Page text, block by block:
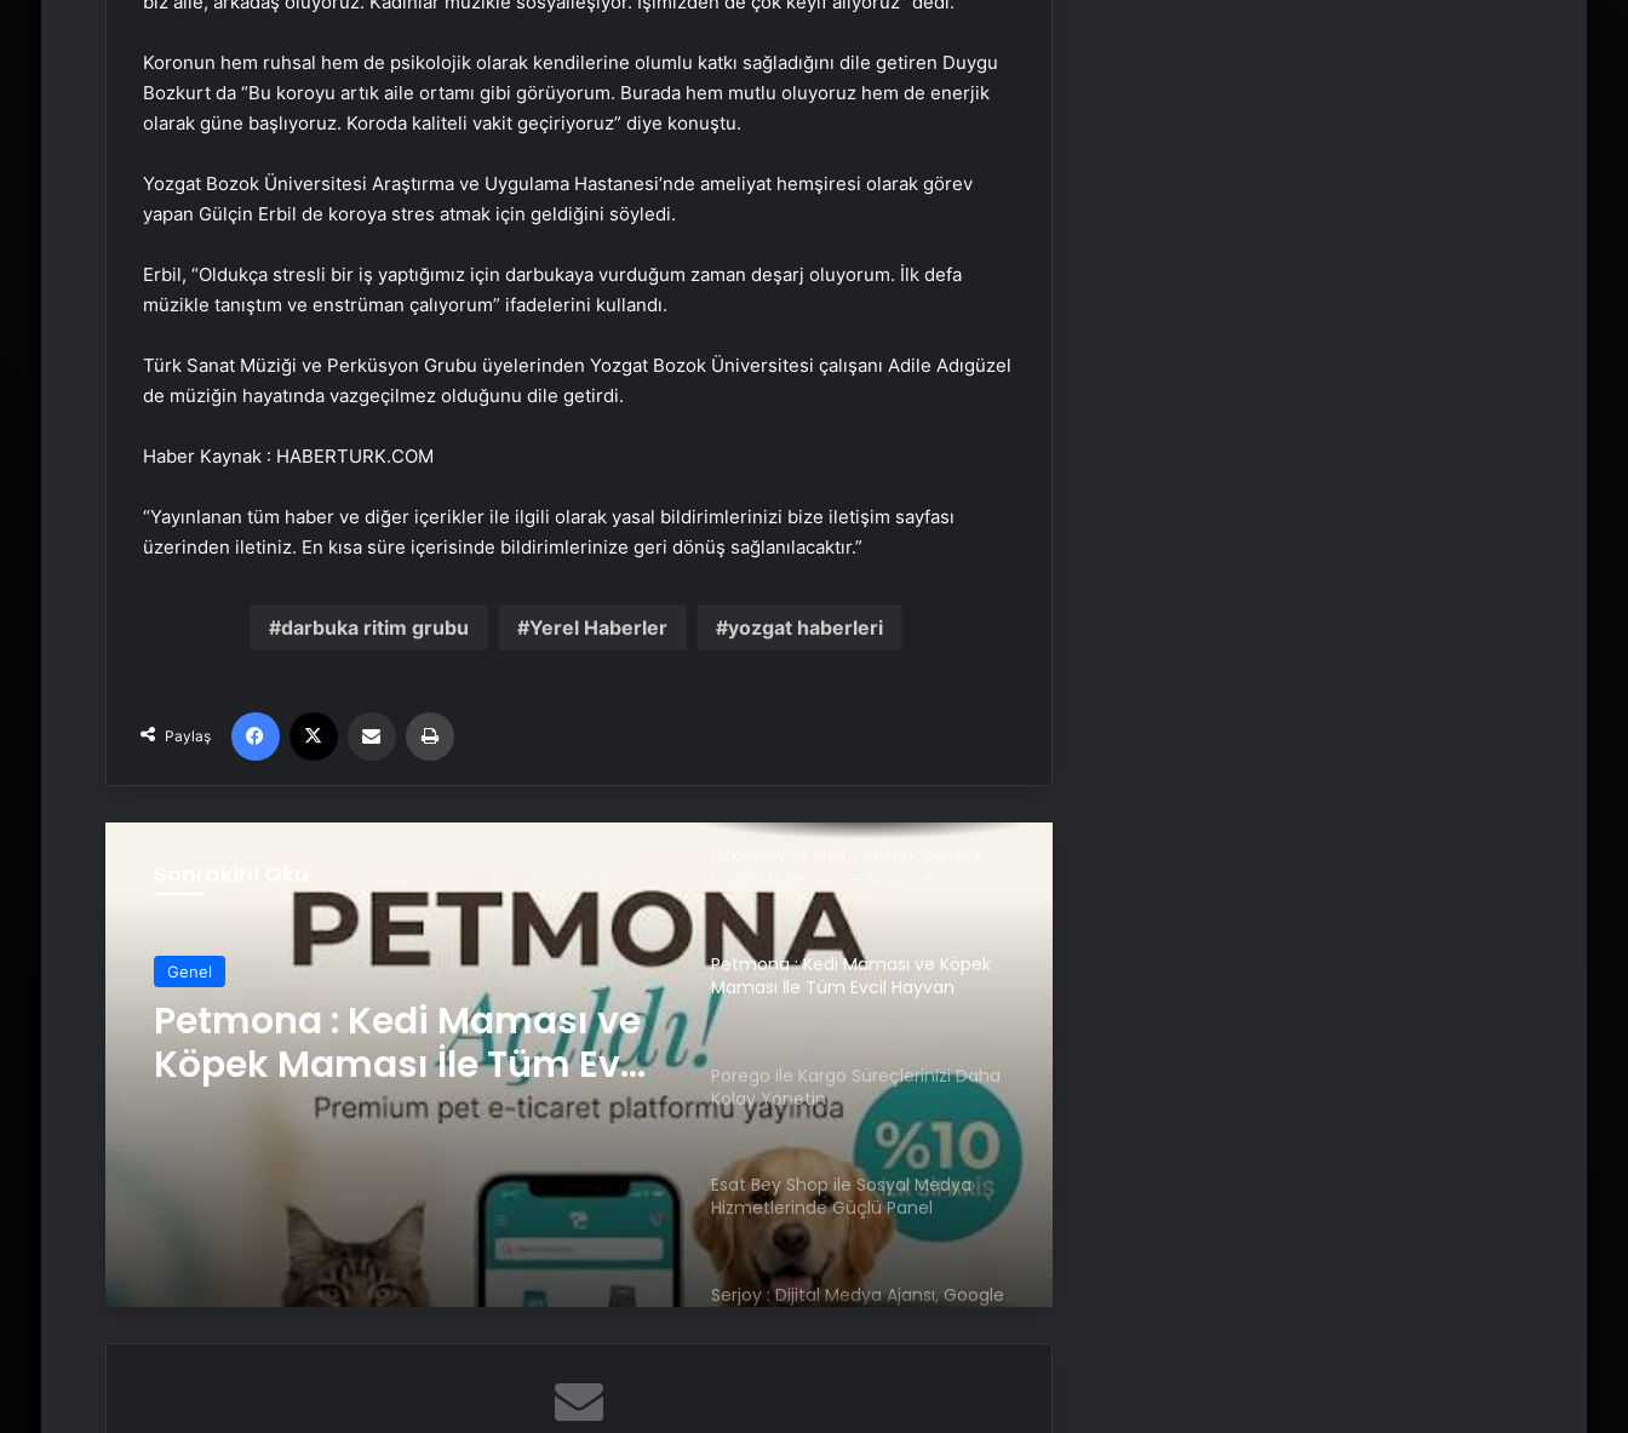
Koronun hem ruhsal hem de psikolojik olarak kendilerine olumlu katkı sağladığını dile getiren Duygu
Bozkurt da “Bu koroyu artık aile ortamı gibi görüyorum. Burada hem mutlu oluyoruz hem de enerjik
olarak güne başlıyoruz. Koroda kaliteli vakit geçiriyoruz” diye konuştu.
Yozgat Bozok Üniversitesi Araştırma ve Uygulama Hastanesi’nde ameliyat hemşiresi olarak görev
yapan Gülçin Erbil de koroya stres atmak için geldiğini söyledi.
Erbil, “Oldukça stresli bir iş yaptığımız için darbukaya vurduğum zaman deşarj oluyorum. İlk defa
müzikle tanıştım ve enstrüman çalıyorum” ifadelerini kullandı.
Türk Sanat Müziği ve Perküsyon Grubu üyelerinden Yozgat Bozok Üniversitesi çalışanı Adile Adıgüzel
de müziğin hayatında vazgeçilmez olduğunu dile getirdi.
Haber Kaynak : HABERTURK.COM
“Yayınlanan tüm haber ve diğer içerikler ile ilgili olarak yasal bildirimlerinizi bize iletişim sayfası
üzerinden iletiniz. En kısa süre içerisinde bildirimlerinize geri dönüş sağlanılacaktır.”
darbuka ritim grubu Yerel Haberler yozgat haberleri
Paylaş
Facebook Email'den paylaş
Genel
Petmona : Kedi Maması ve
Köpek Maması İle Tüm Evcil
Hayvan Ürünleri
Pratik SMS Onay Çözümleri
UETDS Nedir ? Uetds.com İle Akıllı
Petmona : Kedi Maması ve Köpek
Maması İle Tüm Evcil Hayvan
Ürünleri
Porego ile Kargo Süreçlerinizi Daha
Kolay Yönetin
Esat Bey Shop ile Sosyal Medya
Hizmetlerinde Güçlü Panel
Deneyimi
Serjoy : Dijital Medya Ajansı, Google